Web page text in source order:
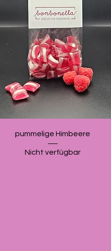
pummelige Himbeere
Nicht verfügbar